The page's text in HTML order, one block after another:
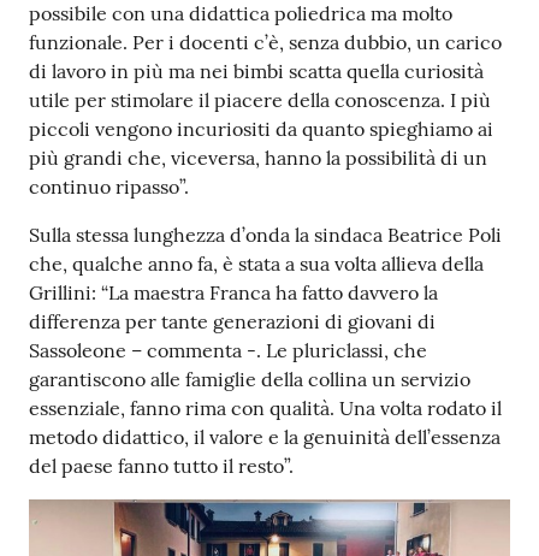
possibile con una didattica poliedrica ma molto
funzionale. Per i docenti c’è, senza dubbio, un carico
di lavoro in più ma nei bimbi scatta quella curiosità
utile per stimolare il piacere della conoscenza. I più
piccoli vengono incuriositi da quanto spieghiamo ai
più grandi che, viceversa, hanno la possibilità di un
continuo ripasso”.
Sulla stessa lunghezza d’onda la sindaca Beatrice Poli
che, qualche anno fa, è stata a sua volta allieva della
Grillini: “La maestra Franca ha fatto davvero la
differenza per tante generazioni di giovani di
Sassoleone – commenta -. Le pluriclassi, che
garantiscono alle famiglie della collina un servizio
essenziale, fanno rima con qualità. Una volta rodato il
metodo didattico, il valore e la genuinità dell’essenza
del paese fanno tutto il resto”.